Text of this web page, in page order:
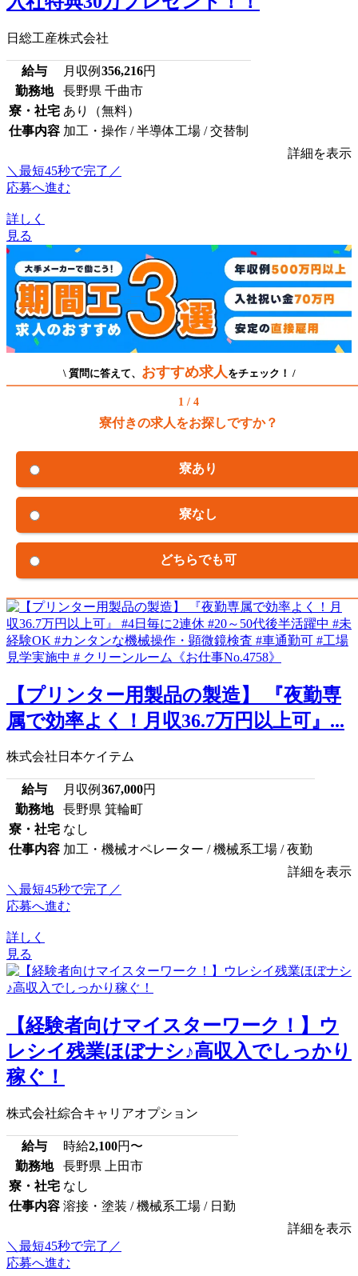
日総工産株式会社
給与 月収例 356,216円
勤務地
長野県 千曲市
寮・社宅 あり（無料）
仕事内容 加工・操作 / 半導体工場 / 交替制
詳細を表示
＼最短45秒で完了／
応募へ進む
詳しく
見る
\ 質問に答えて、 おすすめ求人 をチェック！ /
1 / 4
寮付きの求人をお探しですか？
寮あり
寮なし
どちらでも可
【プリンター用製品の製造】 『夜勤専
属で効率よく！月収36.7万円以上可』...
株式会社日本ケイテム
給与 月収例 367,000円
勤務地
長野県 箕輪町
寮・社宅 なし
仕事内容 加工・機械オペレーター / 機械系工場 / 夜勤
詳細を表示
＼最短45秒で完了／
応募へ進む
詳しく
見る
【経験者向けマイスターワーク！】ウ
レシイ残業ほぼナシ♪高収入でしっかり
稼ぐ！
株式会社綜合キャリアオプション
給与 時給2,100円〜
勤務地
長野県 上田市
寮・社宅 なし
仕事内容 溶接・塗装 / 機械系工場 / 日勤
詳細を表示
＼最短45秒で完了／
応募へ進む